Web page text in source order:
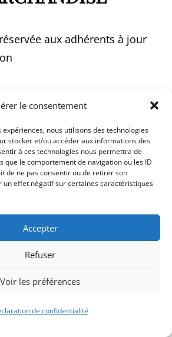
le consentement
nous utilisons des technologies
stocker et/ou accéder aux informations des
à ces technologies nous permettra de
que le comportement de navigation ou les ID
de ne pas consentir ou de retirer son
un effet négatif sur certaines caractéristiques
Accepter
Refuser
Voir les préférences
de confidentialité
aux adhérents à jour
ByClub Photo IUT Vannes @2025